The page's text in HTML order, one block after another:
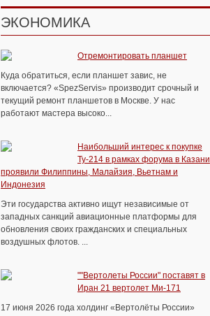
ЭКОНОМИКА
Отремонтировать планшет
Куда обратиться, если планшет завис, не
включается? «SpezServis» производит срочный и
текущий ремонт планшетов в Москве. У нас
работают мастера высоко...
Наибольший интерес к покупке
Ту-214 в рамках форума в Казани
проявили Филиппины, Малайзия, Вьетнам и
Индонезия
Эти государства активно ищут независимые от
западных санкций авиационные платформы для
обновления своих гражданских и специальных
воздушных флотов. ...
""Вертолеты России" поставят в
Иран 21 вертолет Ми-171
17 июня 2026 года холдинг «Вертолёты России»